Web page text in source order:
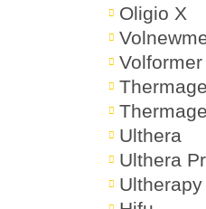
Oligio X
Volformer
Thermage
Ulthera
Ulthera
ความเชื่อผิดๆ เ
คอลลาเจนกับสุข
สรุปทุกเรื่องเกี่ยว